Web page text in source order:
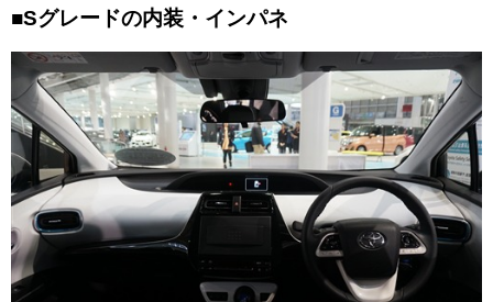
■Sグレードの内装・インパネ